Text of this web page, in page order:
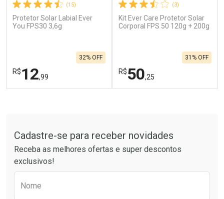
Ativar Desconto
Por R$ 664,02/cada
Ativar Desconto
(15)
Protetor Solar Labial Ever
You FPS30 3,6g
R$12,99
32% OFF
Laboratório
Por Menos
(3)
Kit Ever Care Protetor Solar
Corporal FPS 50 120g + 200g
R$50,25
31% OFF
Laboratório
Por Menos
Cadastre-se para receber novidades
Receba as melhores ofertas e super descontos
exclusivos!
Nome